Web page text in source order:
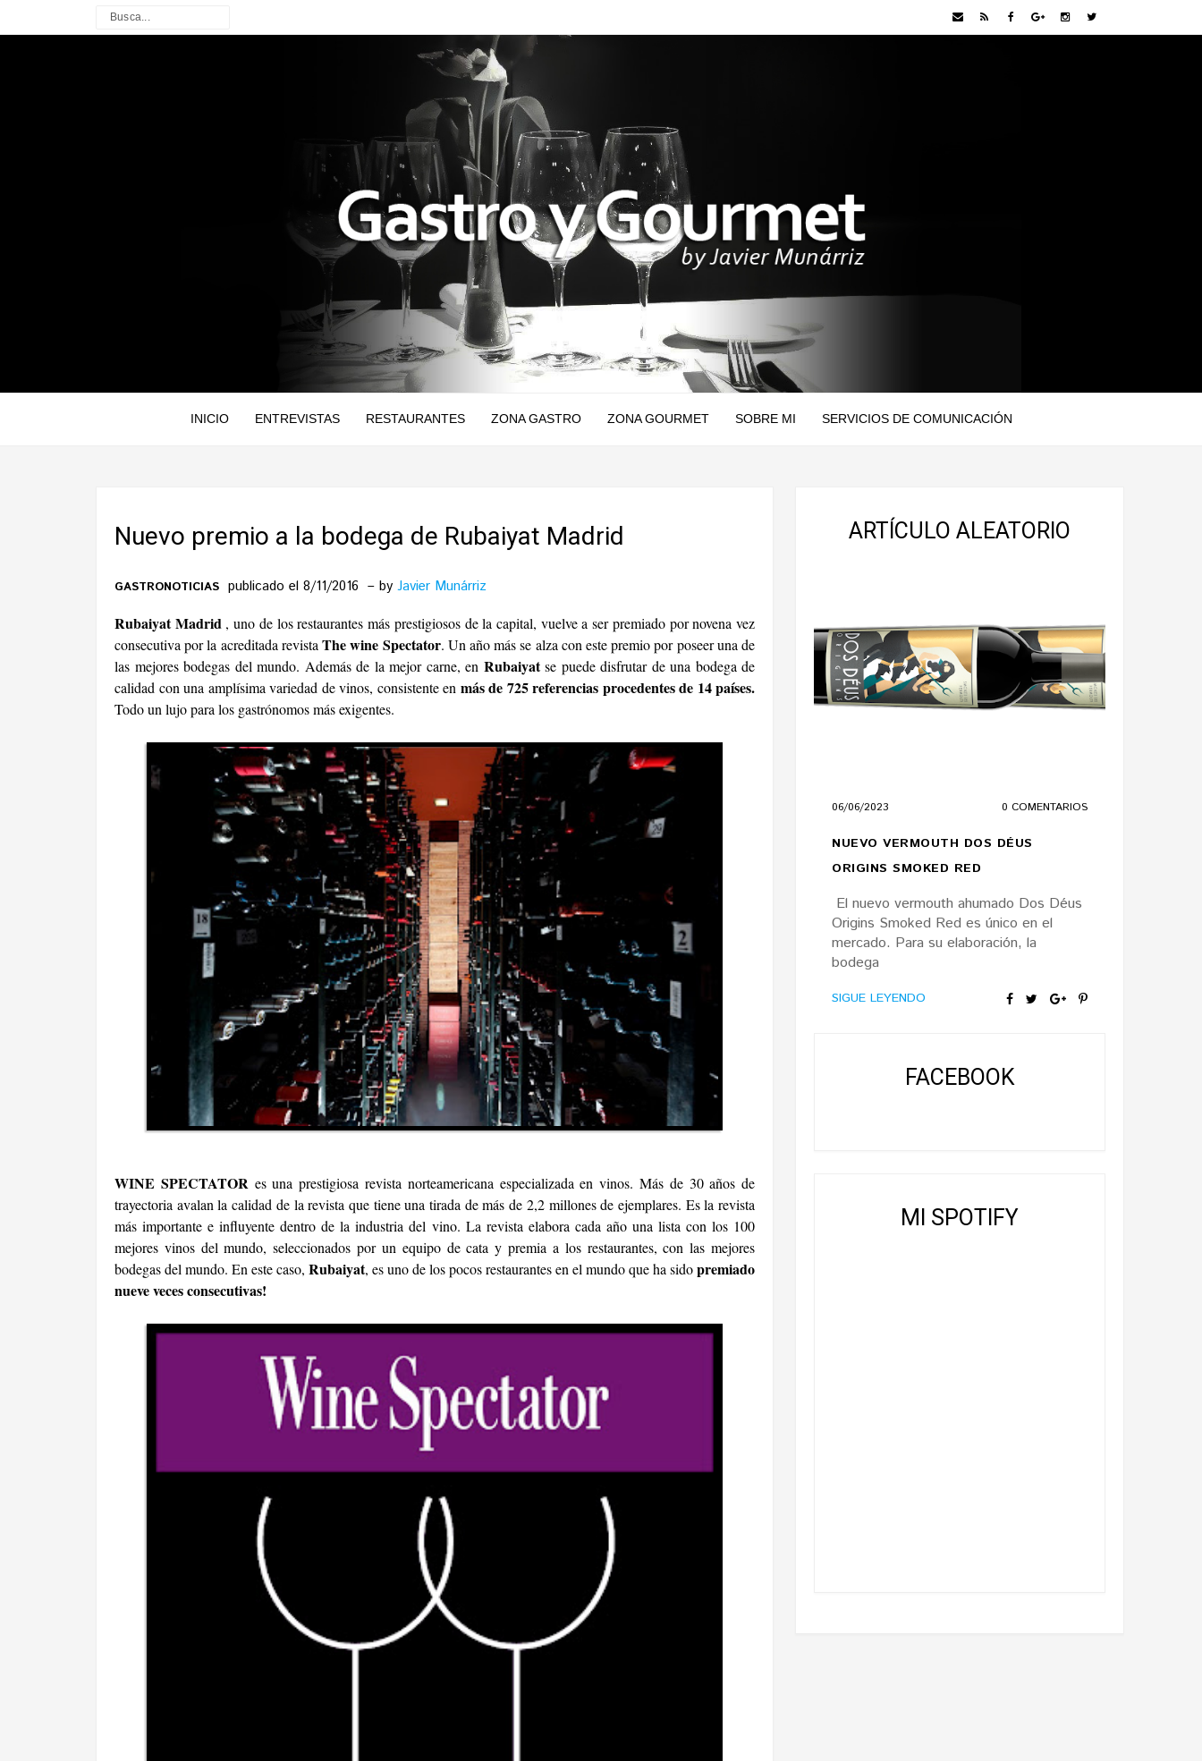
INICIO ENTREVISTAS RESTAURANTES ZONA GASTRO ZONA GOURMET SOBRE MI SERVICIOS DE COMUNICACIÓN
Nuevo premio a la bodega de Rubaiyat Madrid
GASTRONOTICIAS publicado el 8/11/2016 by Javier Munárriz
Rubaiyat Madrid , uno de los restaurantes más prestigiosos de la capital, vuelve a ser premiado por novena vez
consecutiva por la acreditada revistaThe wine Spectator. Un año más se alza con este premio por poseer una de
las mejores bodegas del mundo. Además de la mejor carne, en Rubaiyatse puede disfrutar de una bodega de
calidad con una amplísima variedad de vinos, consistente en más de 725 referencias procedentes de 14 países.
Todo un lujo para los gastrónomos más exigentes.
WINE SPECTATOR es una prestigiosa revista norteamericana especializada en vinos. Más de 30 años de
trayectoria avalan la calidad de la revista que tiene una tirada de más de 2,2 millones de ejemplares. Es la revista
más importante e influyente dentro de la industria del vino. La revista elabora cada año una lista con los 100
mejores vinos del mundo, seleccionados por un equipo de cata y premia a los restaurantes, con las mejores
bodegas del mundo. En este caso,Rubaiyat, es uno de los pocos restaurantes en el mundo que ha sidopremiado
nueve veces consecutivas!
ARTÍCULO ALEATORIO
06/06/2023 0 COMENTARIOS
NUEVO VERMOUTH DOS DÉUS
ORIGINS SMOKED RED
El nuevo vermouth ahumado Dos Déus
Origins Smoked Red es único en el
mercado. Para su elaboración, la
bodega
SIGUE LEYENDO
FACEBOOK
MI SPOTIFY